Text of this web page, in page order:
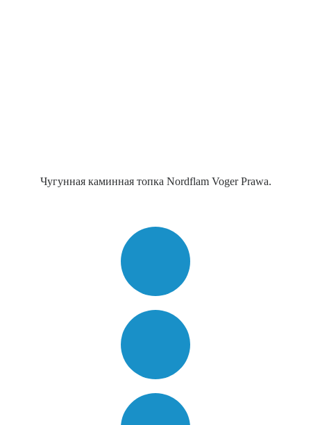
Чугунная каминная топка Nordflam Voger Prawa.